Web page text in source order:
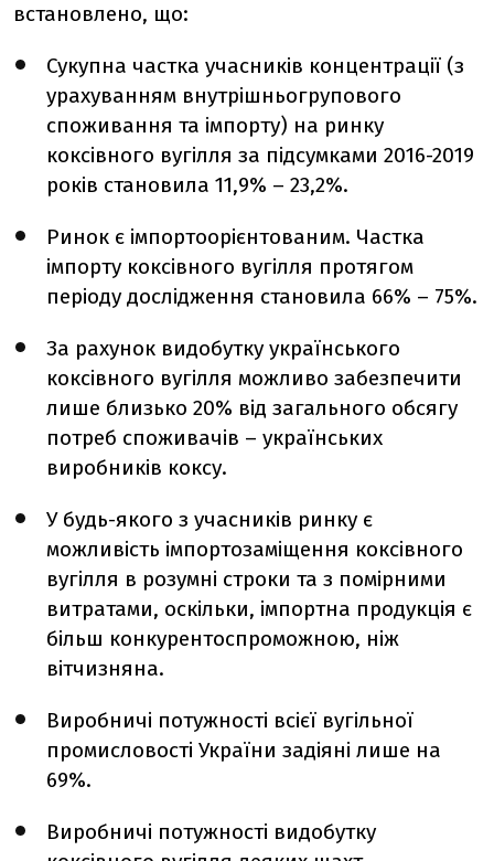
встановлено, що:
Сукупна частка учасників концентрації (з
урахуванням внутрішньогрупового
споживання та імпорту) на ринку
коксівного вугілля за підсумками 2016-2019
років становила 11,9% – 23,2%.
Ринок є імпортоорієнтованим. Частка
імпорту коксівного вугілля протягом
періоду дослідження становила 66% – 75%.
За рахунок видобутку українського
коксівного вугілля можливо забезпечити
лише близько 20% від загального обсягу
потреб споживачів – українських
виробників коксу.
У будь-якого з учасників ринку є
можливість імпортозаміщення коксівного
вугілля в розумні строки та з помірними
витратами, оскільки, імпортна продукція є
більш конкурентоспроможною, ніж
вітчизняна.
Виробничі потужності всієї вугільної
промисловості України задіяні лише на
69%.
Виробничі потужності видобутку